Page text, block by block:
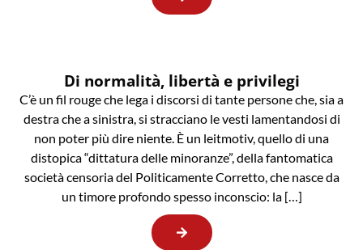
Di normalità, libertà e privilegi
C’è un fil rouge che lega i discorsi di tante persone che, sia a
destra che a sinistra, si stracciano le vesti lamentandosi di
non poter più dire niente. È un leitmotiv, quello di una
distopica “dittatura delle minoranze”, della fantomatica
società censoria del Politicamente Corretto, che nasce da
un timore profondo spesso inconscio: la […]